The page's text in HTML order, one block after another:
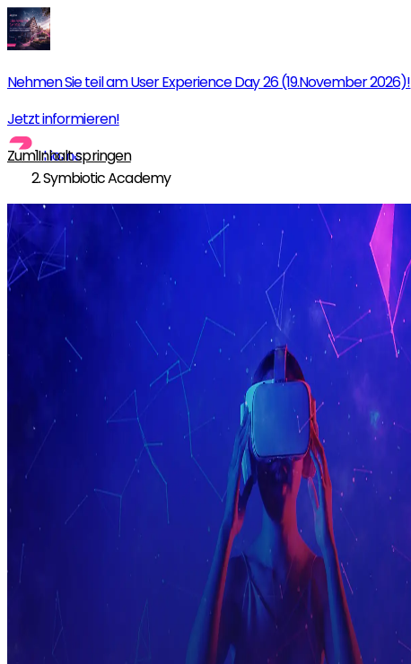
Nehmen Sie teil am User Experience Day 26 (19.November 2026)!
Jetzt informieren!
Zum Inhalt springen
Home
Symbiotic Academy